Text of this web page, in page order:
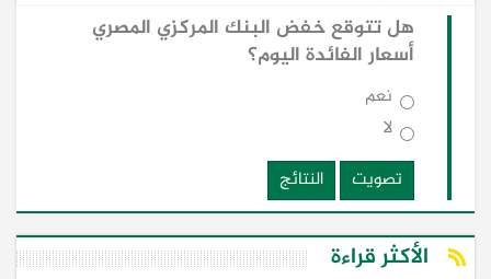
هل تتوقع خفض البنك المركزي المصري
أسعار الفائدة اليوم؟
نعم
لا
تصويت
النتائج
الأكثر قراءة